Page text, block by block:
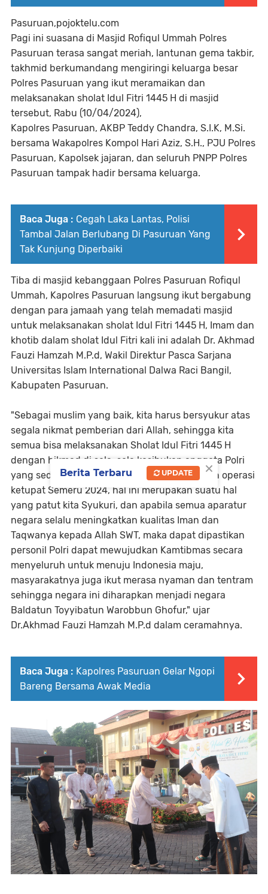
Pasuruan,pojoktelu.com
Pagi ini suasana di Masjid Rofiqul Ummah Polres
Pasuruan terasa sangat meriah, lantunan gema takbir,
takhmid berkumandang mengiringi keluarga besar
Polres Pasuruan yang ikut meramaikan dan
melaksanakan sholat Idul Fitri 1445 H di masjid
tersebut, Rabu (10/04/2024),
Kapolres Pasuruan, AKBP Teddy Chandra, S.I.K, M.Si.
bersama Wakapolres Kompol Hari Aziz, S.H., PJU Polres
Pasuruan, Kapolsek jajaran, dan seluruh PNPP Polres
Pasuruan tampak hadir bersama keluarga.
Baca Juga : Cegah Laka Lantas, Polisi
Tambal Jalan Berlubang Di Pasuruan Yang
Tak Kunjung Diperbaiki
Tiba di masjid kebanggaan Polres Pasuruan Rofiqul
Ummah, Kapolres Pasuruan langsung ikut bergabung
dengan para jamaah yang telah memadati masjid
untuk melaksanakan sholat Idul Fitri 1445 H, Imam dan
khotib dalam sholat Idul Fitri kali ini adalah Dr. Akhmad
Fauzi Hamzah M.P.d, Wakil Direktur Pasca Sarjana
Universitas Islam International Dalwa Raci Bangil,
Kabupaten Pasuruan.
"Sebagai muslim yang baik, kita harus bersyukur atas
segala nikmat pemberian dari Allah, sehingga kita
semua bisa melaksanakan Sholat Idul Fitri 1445 H
dengan hikmad di sela-sela kesibukan anggota Polri
yang sedang menjalankan tugas pengamanan operasi
ketupat Semeru 2024, hal ini merupakan suatu hal
yang patut kita Syukuri, dan apabila semua aparatur
negara selalu meningkatkan kualitas Iman dan
Taqwanya kepada Allah SWT, maka dapat dipastikan
personil Polri dapat mewujudkan Kamtibmas secara
menyeluruh untuk menuju Indonesia maju,
masyarakatnya juga ikut merasa nyaman dan tentram
sehingga negara ini diharapkan menjadi negara
Baldatun Toyyibatun Warobbun Ghofur," ujar
Dr.Akhmad Fauzi Hamzah M.P.d dalam ceramahnya.
Baca Juga : Kapolres Pasuruan Gelar Ngopi
Bareng Bersama Awak Media
×
Berita Terbaru UPDATE